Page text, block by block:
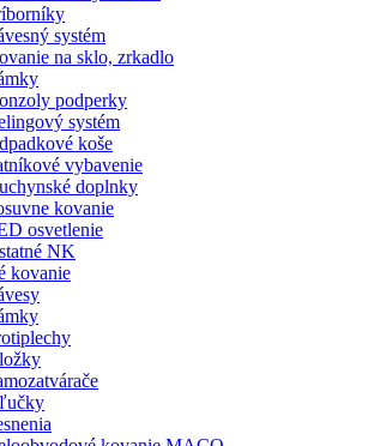
systém
na sklo, zrkadlo
podperky
systém
koše
vybavenie
doplnky
kovanie
osvetlenie
NK
kovanie